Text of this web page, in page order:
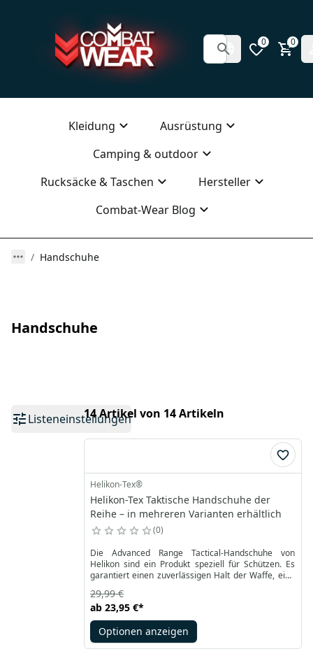
0 0
Kleidung
Ausrüstung
Camping & outdoor
Rucksäcke & Taschen
Hersteller
Combat-Wear Blog
Handschuhe
Handschuhe
Listeneinstellungen14 Artikel von 14 Artikeln
Helikon-Tex®
Helikon-Tex Taktische Handschuhe der
Reihe – in mehreren Varianten erhältlich
0
Die Advanced Range Tactical-Handschuhe von
Helikon sind ein Produkt speziell für Schützen. Es
garantiert einen zuverlässigen Halt der Waffe, eine
Bedienkomfort. Kunstleder in der Handfläche sorgt
für Rutschfestigkeit und Haltbarkeit. Das Oberteil
besteht aus einem atmungsaktiven, elastischen
Stoff, bei Multicam-Camouflage kommt das
VersaStretch®-Material zum Einsatz. Zusätzlich ein
ab 23,95 €*
29,99 €
Optionen anzeigen